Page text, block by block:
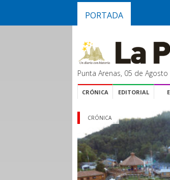
PORTADA
Punta Arenas, 05 de
CRÓNICA EDITORIAL
CRÓNICA